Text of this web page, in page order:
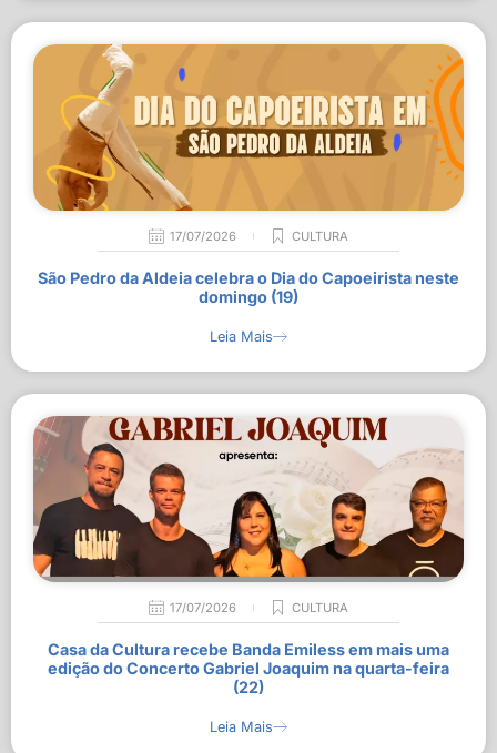
17/07/2026 CULTURA
São Pedro da Aldeia celebra o Dia do Capoeirista neste
domingo (19)
Leia Mais
17/07/2026 CULTURA
Casa da Cultura recebe Banda Emiless em mais uma
edição do Concerto Gabriel Joaquim na quarta-feira
(22)
Leia Mais